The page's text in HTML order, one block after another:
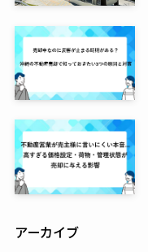
アーカイブ